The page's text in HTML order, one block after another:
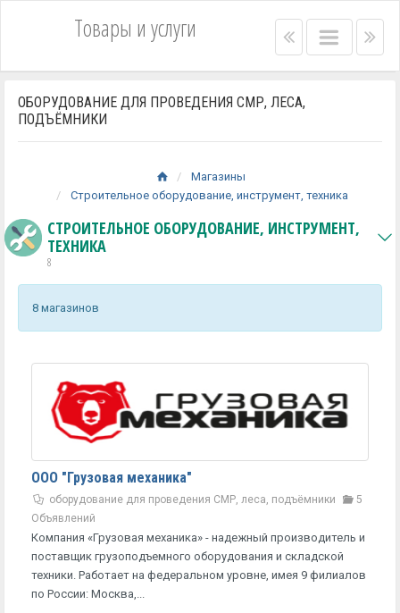
Товары и услуги Left
bar
Main
menu
Right
menu
bar
ОБОРУДОВАНИЕ ДЛЯ ПРОВЕДЕНИЯ СМР, ЛЕСА,
ПОДЪЁМНИКИ
Магазины
Строительное оборудование, инструмент, техника
СТРОИТЕЛЬНОЕ ОБОРУДОВАНИЕ, ИНСТРУМЕНТ,
ТЕХНИКА
8
8 магазинов
ООО "Грузовая механика"
оборудование для проведения СМР, леса, подъёмники
5
Объявлений
Компания «Грузовая механика» - надежный производитель и
поставщик грузоподъемного оборудования и складской
техники. Работает на федеральном уровне, имея 9 филиалов
по России: Москва,...